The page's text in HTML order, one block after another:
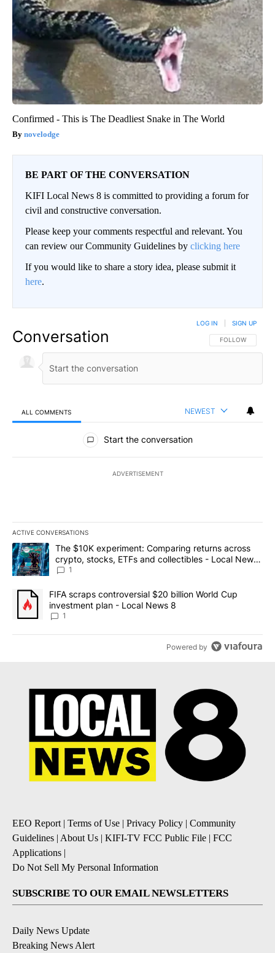
Confirmed - This is The Deadliest Snake in The World
novelodge
BE PART OF THE CONVERSATION
KIFI Local News 8 is committed to providing a forum for
civil and constructive conversation.
Please keep your comments respectful and relevant. You
can review our Community Guidelines by clicking here
If you would like to share a story idea, please submit it
here.
Conversation FOLLOW THIS
FOLLOW
LOG IN SIGN UP
ALL COMMENTS NEWEST
All Comments
Start the conversation
ADVERTISEMENT
ACTIVE CONVERSATIONS
The following is a list of the most commented articles in the last
A trending article titled "The $10K experiment: Comparing
The $10K experiment: Comparing returns across
crypto, stocks, ETFs and collectibles - Local News
8
1
A trending article titled "FIFA scraps controversial $20 billion
FIFA scraps controversial $20 billion World Cup
investment plan - Local News 8
1
Powered by
EEO Report | Terms of Use | Privacy Policy | Community
Guidelines | About Us | KIFI-TV FCC Public File | FCC
Applications |
Do Not Sell My Personal Information
SUBSCRIBE TO OUR EMAIL NEWSLETTERS
Daily News Update
Breaking News Alert